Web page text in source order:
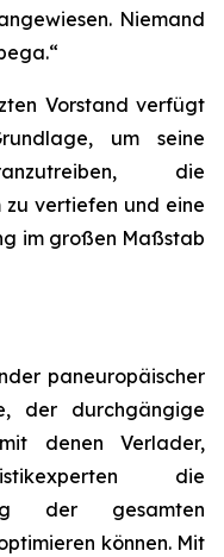
Niemand
Vorstand verfügt
um seine
die
zu vertiefen und eine
im großen Maßstab
paneuropäischer
der durchgängige
denen Verlader,
die
der gesamten
können. Mit